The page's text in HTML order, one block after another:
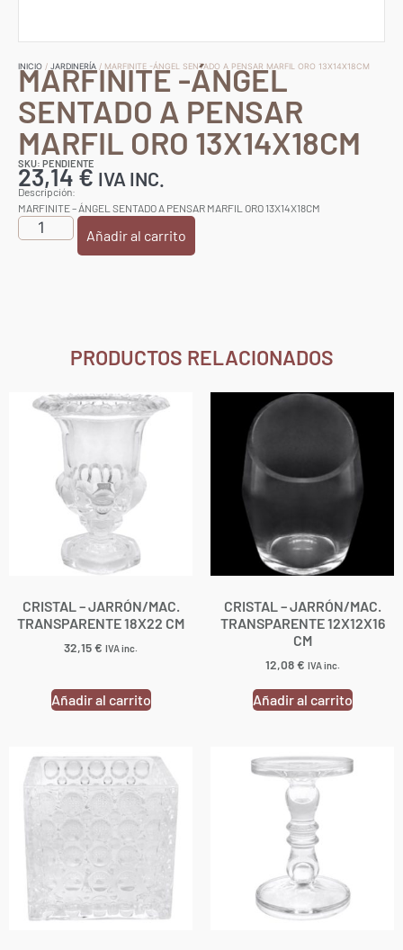
INICIO / JARDINERÍA / MARFINITE -ÁNGEL SENTADO A PENSAR MARFIL ORO 13X14X18CM
MARFINITE -ÁNGEL
SENTADO A PENSAR
MARFIL ORO 13X14X18CM
SKU: PENDIENTE
23,14€ IVA INC.
Descripción:
MARFINITE – ÁNGEL SENTADO A PENSAR MARFIL ORO 13X14X18CM
Añadir al carrito
PRODUCTOS RELACIONADOS
CRISTAL – JARRÓN/MAC.
TRANSPARENTE 18X22 CM
32,15€ IVA inc.
Añadir al carrito
CRISTAL – JARRÓN/MAC.
TRANSPARENTE 12X12X16
CM
12,08€ IVA inc.
Añadir al carrito